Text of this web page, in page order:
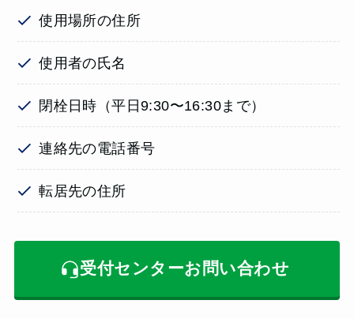
使用場所の住所
使用者の氏名
閉栓日時（平日9:30〜16:30まで）
連絡先の電話番号
転居先の住所
受付センターお問い合わせ